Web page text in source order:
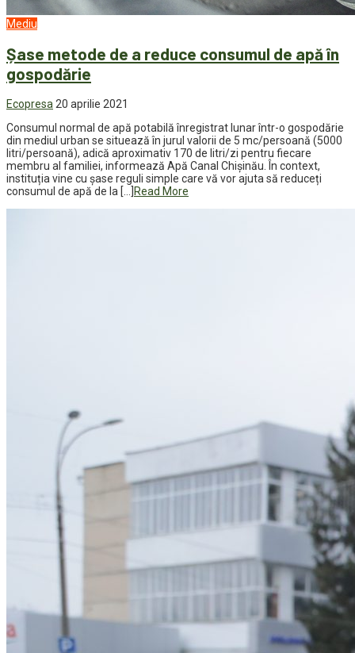
Mediu
Șase metode de a reduce consumul de apă în
gospodărie
Ecopresa 20 aprilie 2021
Consumul normal de apă potabilă înregistrat lunar într-o gospodărie
din mediul urban se situează în jurul valorii de 5 mc/persoană (5000
litri/persoană), adică aproximativ 170 de litri/zi pentru fiecare
membru al familiei, informează Apă Canal Chișinău. În context,
instituția vine cu șase reguli simple care vă vor ajuta să reduceți
consumul de apă de la […]Read More